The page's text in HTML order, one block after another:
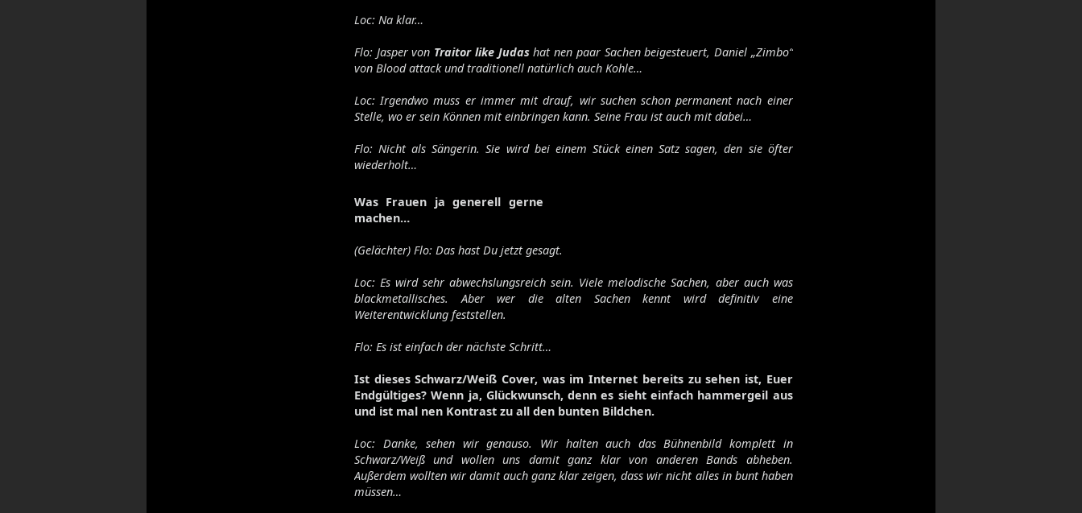
Loc: Na klar…
Flo: Jasper von Traitor like Judashat nen paar Sachen beigesteuert, Daniel „Zimbo“
von Blood attack und traditionell natürlich auch Kohle…
Loc: Irgendwo muss er immer mit drauf, wir suchen schon permanent nach einer
Stelle, wo er sein Können mit einbringen kann. Seine Frau ist auch mit dabei…
Flo: Nicht als Sängerin. Sie wird bei einem Stück einen Satz sagen, den sie öfter
wiederholt…
Was Frauen ja generell gerne
machen…
(Gelächter) Flo: Das hast Du jetzt gesagt.
Loc: Es wird sehr abwechslungsreich sein. Viele melodische Sachen, aber auch was
blackmetallisches. Aber wer die alten Sachen kennt wird definitiv eine
Weiterentwicklung feststellen.
Flo: Es ist einfach der nächste Schritt…
Ist dieses Schwarz/Weiß Cover, was im Internet bereits zu sehen ist, Euer
Endgültiges? Wenn ja, Glückwunsch, denn es sieht einfach hammergeil aus
und ist mal nen Kontrast zu all den bunten Bildchen.
Loc: Danke, sehen wir genauso. Wir halten auch das Bühnenbild komplett in
Schwarz/Weiß und wollen uns damit ganz klar von anderen Bands abheben.
Außerdem wollten wir damit auch ganz klar zeigen, dass wir nicht alles in bunt haben
müssen…